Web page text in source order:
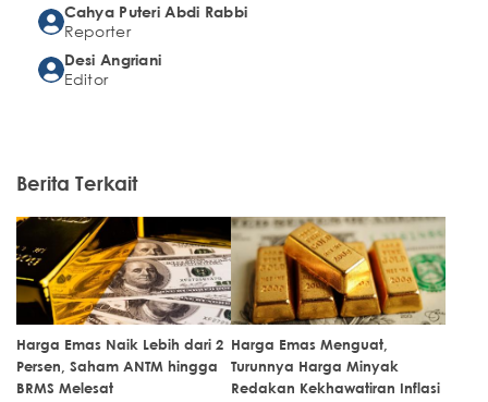
Cahya Puteri Abdi Rabbi
Reporter
Desi Angriani
Editor
Berita Terkait
Harga Emas Naik Lebih dari 2
Persen, Saham ANTM hingga
BRMS Melesat
Harga Emas Menguat,
Turunnya Harga Minyak
Redakan Kekhawatiran Inflasi